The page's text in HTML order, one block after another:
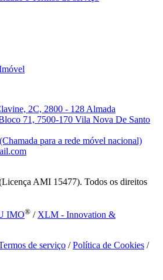
2C, 2800 - 128 Almada
71, 7500-170 Vila Nova De Santo
para a rede móvel nacional)
AMI 15477). Todos os direitos
IMO® / XLM - Innovation &
de serviço /Política de Cookies /